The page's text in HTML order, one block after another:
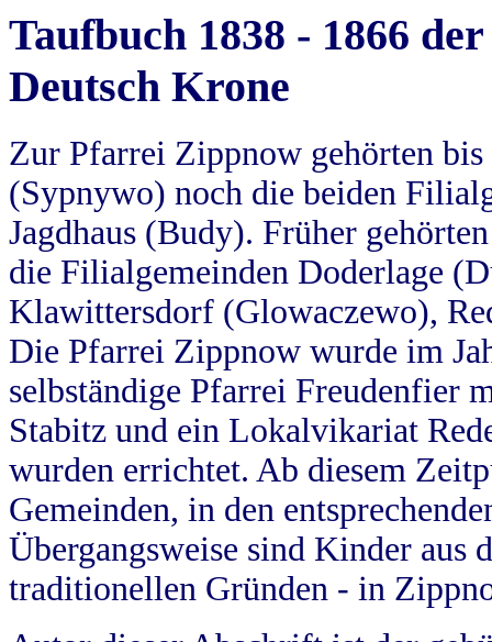
Taufbuch 1838 - 1866
Deutsch Krone
Zur Pfarrei Zippnow gehörten
(Sypnywo) noch die beiden
Jagdhaus (Budy). Früher
die Filialgemeinden Doderlage
Klawittersdorf (Glowaczewo),
Die Pfarrei Zippnow wurde im
selbständige Pfarrei Freudenfier
Stabitz und ein Lokalvikariat
wurden errichtet. Ab diesem
Gemeinden, in den
Übergangsweise sind Kinder aus
traditionellen Gründen - in